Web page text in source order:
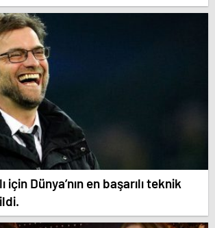
için Dünya’nın en başarılı teknik